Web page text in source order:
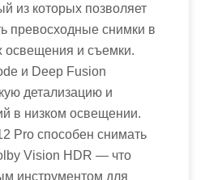
из которых позволяет
превосходные снимки в
освещения и съемки.
и Deep Fusion
детализацию и
в низком освещении.
Pro способен снимать
Vision HDR — что
инструментом для